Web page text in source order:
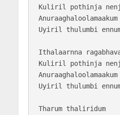
Kuliril pothinja
Anuraaghaloolamaakum
Uyiril thulumbi
Ithalaarnna
Kuliril pothinja
Anuraaghaloolamaakum
Uyiril thulumbi
Tharum thaliridum